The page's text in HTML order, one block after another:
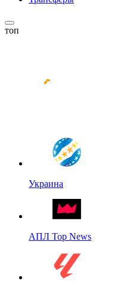
топ
Украина
АПЛ Top News